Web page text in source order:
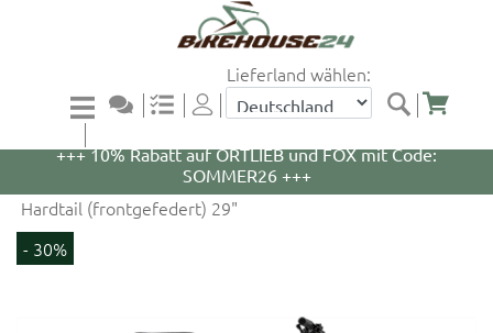
Lieferland wählen:
+++ 5% Rabatt auf WOOM Bikes und Zubehör mit
+++ 10% Rabatt auf ORTLIEB und FOX mit Code:
SOMMER26 +++
Hardtail (frontgefedert) 29"
- 30%